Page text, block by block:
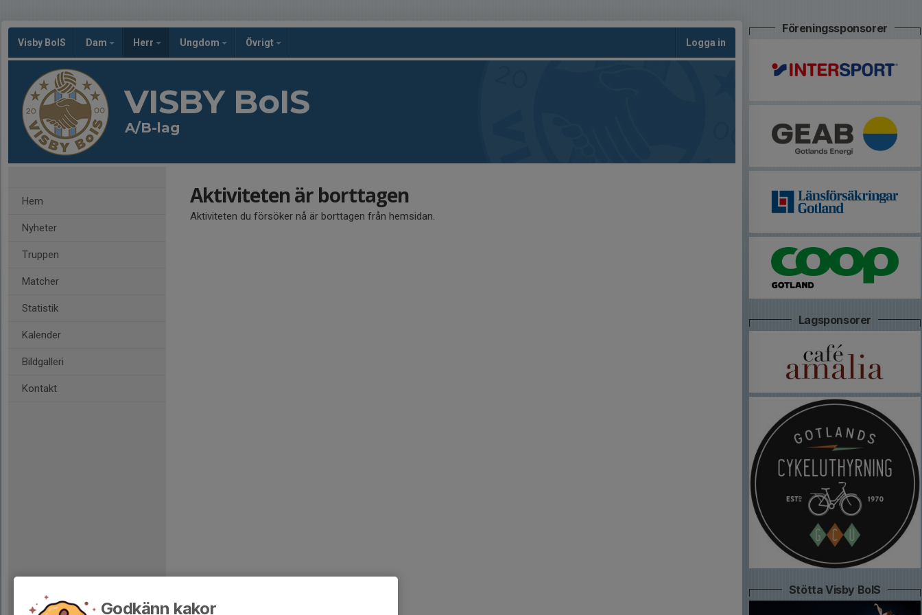
Visby BoIS Dam Herr Ungdom Övrigt Logga in
VISBY BoIS
A/B-lag
Hem
Nyheter
Truppen
Matcher
Statistik
Kalender
Bildgalleri
Kontakt
Aktiviteten är borttagen
Aktiviteten du försöker nå är borttagen från hemsidan.
Föreningssponsorer
Lagsponsorer
Stötta Visby BoIS
Godkänn kakor